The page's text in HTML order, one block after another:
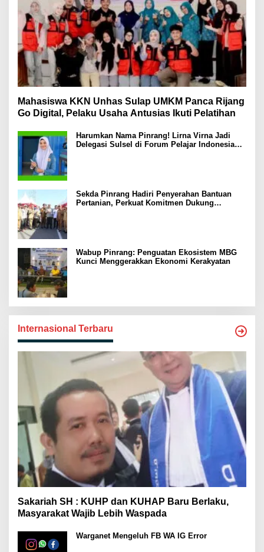
Mahasiswa KKN Unhas Sulap UMKM Panca Rijang
Go Digital, Pelaku Usaha Antusias Ikuti Pelatihan
Harumkan Nama Pinrang! Lirna Virna Jadi
Delegasi Sulsel di Forum Pelajar Indonesia
Sekda Pinrang Hadiri Penyerahan Bantuan
Pertanian, Perkuat Komitmen Dukung
Wabup Pinrang: Penguatan Ekosistem MBG
Kunci Menggerakkan Ekonomi Kerakyatan
Internasional Terbaru
Sakariah SH : KUHP dan KUHAP Baru Berlaku,
Masyarakat Wajib Lebih Waspada
Warganet Mengeluh FB WA IG Error